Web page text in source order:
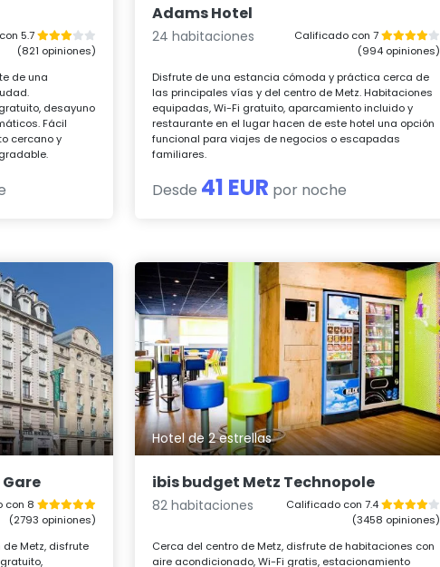
5.7
(821 opiniones)
de una
desayuno
Fácil
cercano y
Adams Hotel
24 habitaciones
Calificado con 7
(994 opiniones)
Disfrute de una estancia cómoda y práctica cerca de
las principales vías y del centro de Metz. Habitaciones
equipadas, Wi-Fi gratuito, aparcamiento incluido y
restaurante en el lugar hacen de este hotel una opción
funcional para viajes de negocios o escapadas
familiares.
Desde 41 EUR por noche
con 8
(2793 opiniones)
Metz, disfrute
Hotel de 2 estrellas
ibis budget Metz Technopole
82 habitaciones
Calificado con 7.4
(3458 opiniones)
Cerca del centro de Metz, disfrute de habitaciones con
aire acondicionado, Wi-Fi gratis, estacionamiento